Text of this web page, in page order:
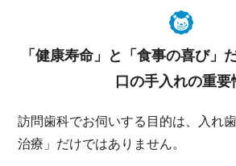
「健康寿命」と「食事の喜び」
口の手入れの重要
訪問歯科でお伺いする目的は、入れ
治療」だけではありません。